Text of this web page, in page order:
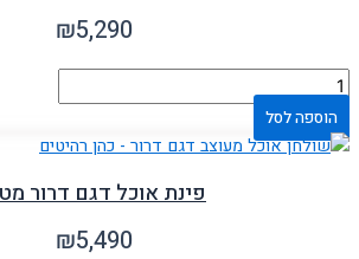
₪5,290
הוספה לסל
פינת אוכל דגם דרור
₪5,490